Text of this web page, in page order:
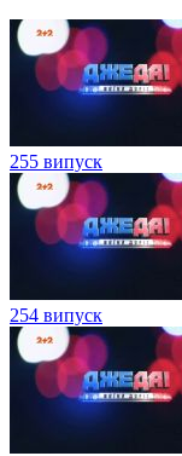
255 випуск
254 випуск